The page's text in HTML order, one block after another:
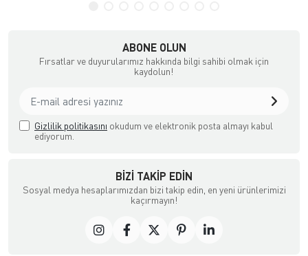
ABONE OLUN
Fırsatlar ve duyurularımız hakkında bilgi sahibi olmak için
kaydolun!
Gizlilik politikasını okudum ve elektronik posta almayı kabul
ediyorum.
BIZI TAKIP EDIN
Sosyal medya hesaplarımızdan bizi takip edin, en yeni ürünlerimizi
kaçırmayın!